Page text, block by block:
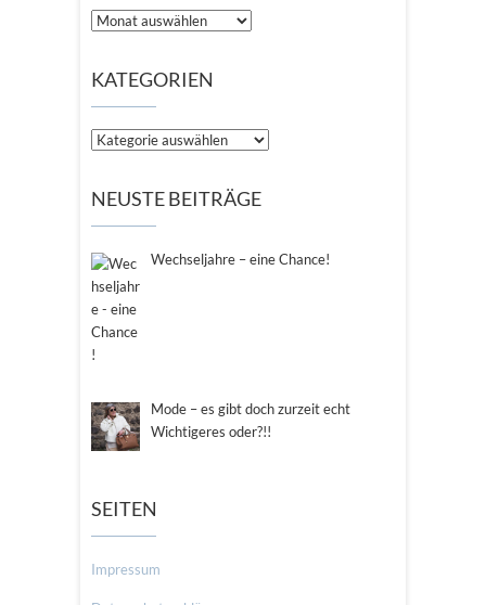
Archiv
KATEGORIEN
Kategorien
NEUSTE BEITRÄGE
Wechseljahre – eine Chance!
Mode – es gibt doch zurzeit echt
Wichtigeres oder?!!
SEITEN
Impressum